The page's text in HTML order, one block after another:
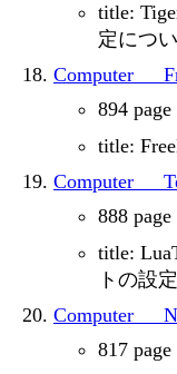
title:
定につ
894
title:
888
title:
トの設
817